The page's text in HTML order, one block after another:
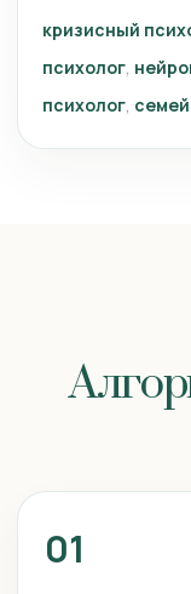
кризисный
психолог
психолог
01